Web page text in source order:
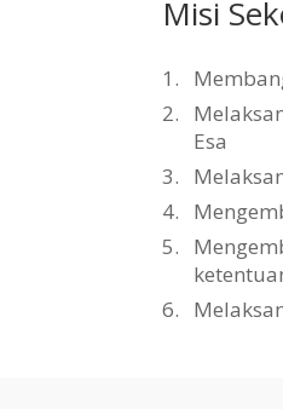
Misi
1.
2.
Esa
3.
4.
5.
6.